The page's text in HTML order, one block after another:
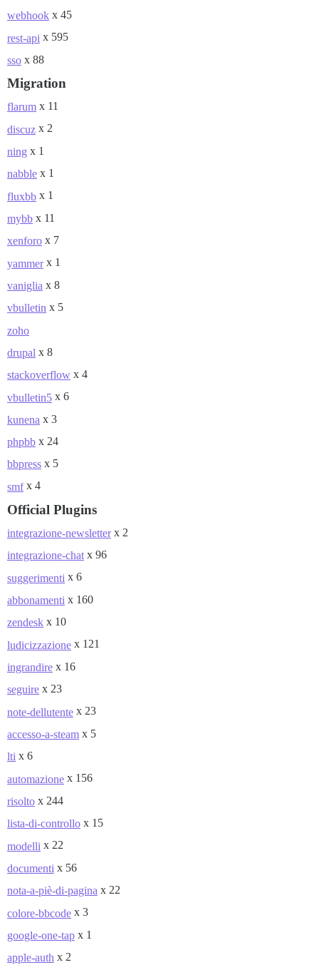
webhook x 45
rest-api x 595
sso x 88
Migration
flarum x 11
discuz x 2
ning x 1
nabble x 1
fluxbb x 1
mybb x 11
xenforo x 7
yammer x 1
vaniglia x 8
vbulletin x 5
zoho
drupal x 8
stackoverflow x 4
vbulletin5 x 6
kunena x 3
phpbb x 24
bbpress x 5
smf x 4
Official Plugins
integrazione-newsletter x 2
integrazione-chat x 96
suggerimenti x 6
abbonamenti x 160
zendesk x 10
ludicizzazione x 121
ingrandire x 16
seguire x 23
note-dellutente x 23
accesso-a-steam x 5
lti x 6
automazione x 156
risolto x 244
lista-di-controllo x 15
modelli x 22
documenti x 56
nota-a-piè-di-pagina x 22
colore-bbcode x 3
google-one-tap x 1
apple-auth x 2